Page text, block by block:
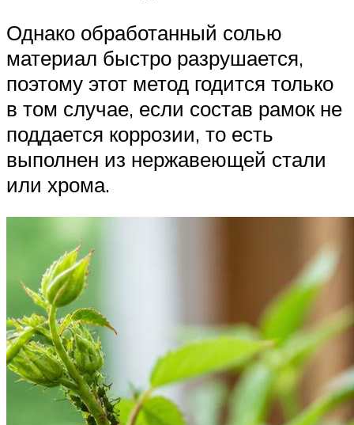
Однако обработанный солью
материал быстро разрушается,
поэтому этот метод годится только
в том случае, если состав рамок не
поддается коррозии, то есть
выполнен из нержавеющей стали
или хрома.